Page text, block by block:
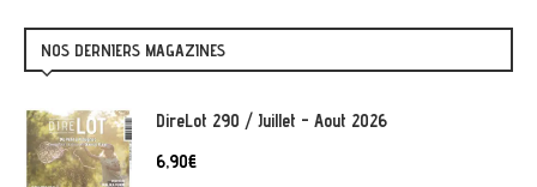
NOS DERNIERS MAGAZINES
DireLot 290 / Juillet - Aout 2026
6,90€